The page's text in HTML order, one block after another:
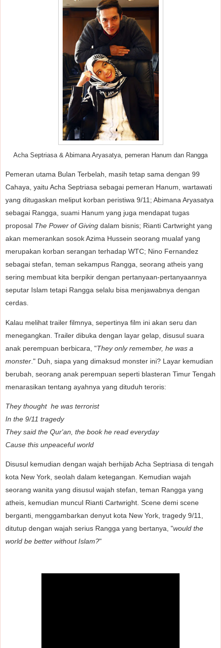
Acha Septriasa & Abimana Aryasatya, pemeran Hanum dan Rangga
Pemeran utama Bulan Terbelah, masih tetap sama dengan 99
Cahaya, yaitu Acha Septriasa sebagai pemeran Hanum, wartawati
yang ditugaskan meliput korban peristiwa 9/11; Abimana Aryasatya
sebagai Rangga, suami Hanum yang juga mendapat tugas
proposal The Power of Giving dalam bisnis; Rianti Cartwright yang
akan memerankan sosok Azima Hussein seorang mualaf yang
merupakan korban serangan terhadap WTC; Nino Fernandez
sebagai stefan, teman sekampus Rangga, seorang atheis yang
sering membuat kita berpikir dengan pertanyaan-pertanyaannya
seputar Islam tetapi Rangga selalu bisa menjawabnya dengan
cerdas.
Kalau melihat trailer filmnya, sepertinya film ini akan seru dan
menegangkan. Trailer dibuka dengan layar gelap, disusul suara
anak perempuan berbicara, "They only remember, he was a
monster ." Duh, siapa yang dimaksud monster ini? Layar kemudian
berubah, seorang anak perempuan seperti blasteran Timur Tengah
menarasikan tentang ayahnya yang dituduh teroris:
They thought he was terrorist
In the 9/11 tragedy
They said the Qur'an, the book he read everyday
Cause this unpeaceful world
Disusul kemudian dengan wajah berhijab Acha Septriasa di tengah
kota New York, seolah dalam ketegangan. Kemudian wajah
seorang wanita yang disusul wajah stefan, teman Rangga yang
atheis, kemudian muncul Rianti Cartwright. Scene demi scene
berganti, menggambarkan denyut kota New York, tragedy 9/11,
ditutup dengan wajah serius Rangga yang bertanya, "would the
world be better without Islam?"